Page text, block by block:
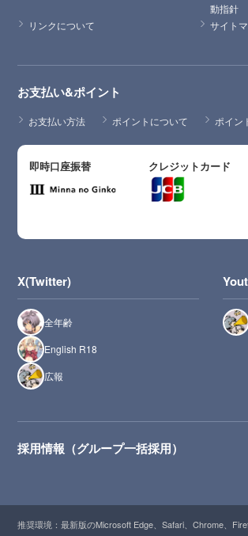
動指針
リンクについて
サイト
お支払い&ポイント
お支払い方法 ポイントについて ポイン
即時口座振替 クレジットカード
X(Twitter)
全年齢
English R18
広報
採用情報（グループ一括採用）
推奨環境：最新版のMicrosoft Edge、Safari、Chrome、